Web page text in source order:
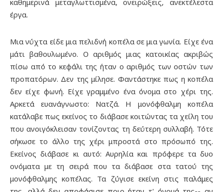
έργα.
Μια νύχτα είδε μια πελιδνή κοπέλα σε μια γωνία. Είχε ένα
μάτι βαθουλωμένο. Ο αριθμός μιας κατοικίας ακριβώς
πίσω από το κεφάλι της ήταν ο αριθμός των οστών των
προπατόρων. Δεν της μίλησε. Φαντάστηκε πως η κοπέλα
δεν είχε φωνή. Είχε γραμμένο ένα όνομα στο χέρι της.
Αρκετά ευανάγνωστο: Νατζά. Η μονόφθαλμη κοπέλα
κατάλαβε πως εκείνος το διάβασε κοιτώντας τα χείλη του
που ανοιγόκλεισαν τονίζοντας τη δεύτερη συλλαβή. Τότε
σήκωσε το άλλο της χέρι μπροστά στο πρόσωπό της.
Εκείνος διάβασε κι αυτό: Αυρηλία και πρόφερε τα δυο
ονόματα με τη σειρά που τα διάβασε στα τατού της
μονόφθαλμης κοπέλας. Τα ζύγισε εκείνη στις παλάμες